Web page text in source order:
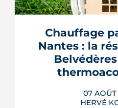
Chauffage
Nantes : la
07
HERVÉ